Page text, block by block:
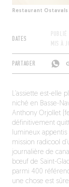
Restaurant
DATES
PUBLIÉ
MIS À
PARTAGER
L’assiette est-elle
niché en Basse-
Anthony Orjollet
définitivement
lumineux
mission radicool
journalière de
bœuf de Saint-
parmi 400
une chose est